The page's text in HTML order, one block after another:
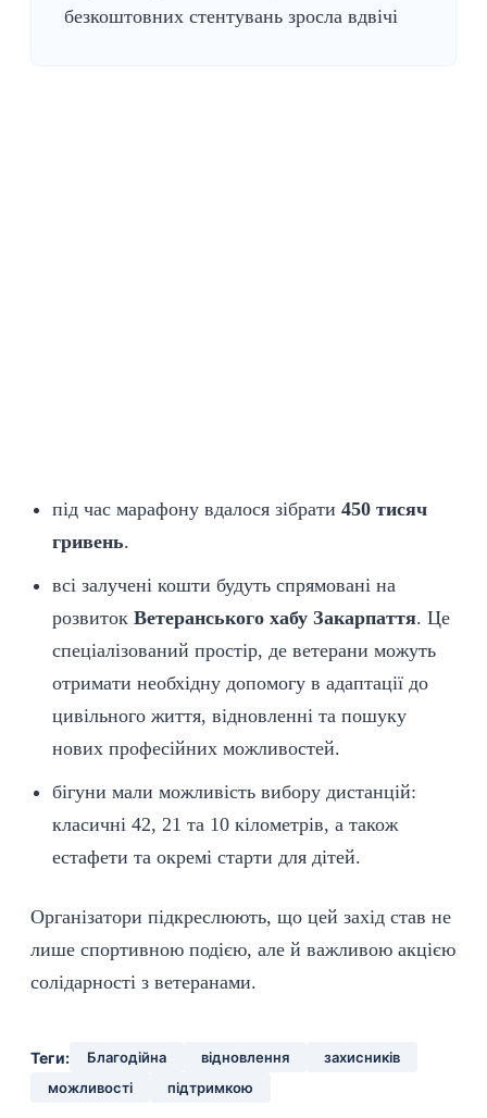
безкоштовних стентувань зросла вдвічі
під час марафону вдалося зібрати 450 тисяч
гривень.
всі залучені кошти будуть спрямовані на
розвиток Ветеранського хабу Закарпаття. Це
спеціалізований простір, де ветерани можуть
отримати необхідну допомогу в адаптації до
цивільного життя, відновленні та пошуку
нових професійних можливостей.
бігуни мали можливість вибору дистанцій:
класичні 42, 21 та 10 кілометрів, а також
естафети та окремі старти для дітей.
Організатори підкреслюють, що цей захід став не
лише спортивною подією, але й важливою акцією
солідарності з ветеранами.
Теги: Благодійна відновлення
захисників
можливості
підтримкою